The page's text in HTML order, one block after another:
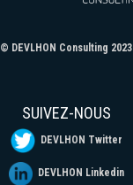
© DEVLHON Consulting 2023
SUIVEZ-NOUS
DEVLHON Twitter
DEVLHON Linkedin